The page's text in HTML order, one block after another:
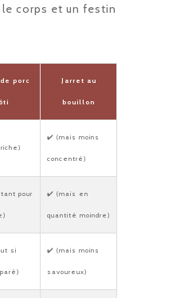
le corps et un festin
porc Jarret au
bouillon
✔️ (mais moins
concentré)
pour ✔️ (mais en
quantité moindre)
si ✔️ (mais moins
savoureux)